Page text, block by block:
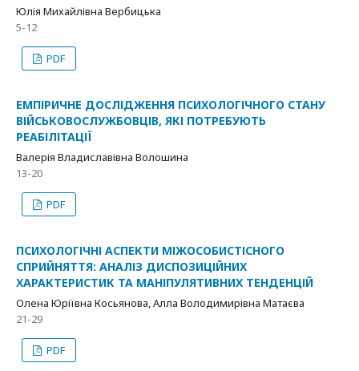
Юлія Михайлівна Вербицька
5-12
PDF
ЕМПІРИЧНЕ ДОСЛІДЖЕННЯ ПСИХОЛОГІЧНОГО СТАНУ
ВІЙСЬКОВОСЛУЖБОВЦІВ, ЯКІ ПОТРЕБУЮТЬ
РЕАБІЛІТАЦІЇ
Валерія Владиславівна Волошина
13-20
PDF
ПСИХОЛОГІЧНІ АСПЕКТИ МІЖОСОБИСТІСНОГО
СПРИЙНЯТТЯ: АНАЛІЗ ДИСПОЗИЦІЙНИХ
ХАРАКТЕРИСТИК ТА МАНІПУЛЯТИВНИХ ТЕНДЕНЦІЙ
Олена Юріївна Косьянова, Алла Володимирівна Матаєва
21-29
PDF